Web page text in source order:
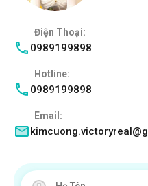
Điện Thoại:
0989199898
Hotline:
0989199898
Email: